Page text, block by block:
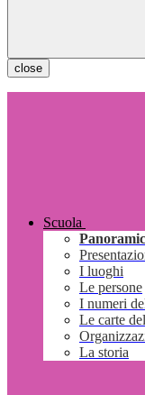
close
Scuola
I luoghi
Le persone
I numeri
Le carte
La storia